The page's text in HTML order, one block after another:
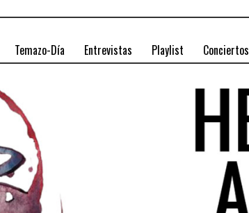
Temazo-Día Entrevistas Playlist Conciertos